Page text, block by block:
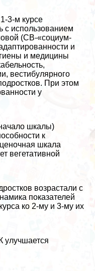
3-м курсе
с использованием
(СВ-«социум-
и
и медицины
вестибулярного
При этом
у
шкалы)
к
шкала
вегетативной
возрастали с
показателей
ко 2-му и 3-му их
улучшается